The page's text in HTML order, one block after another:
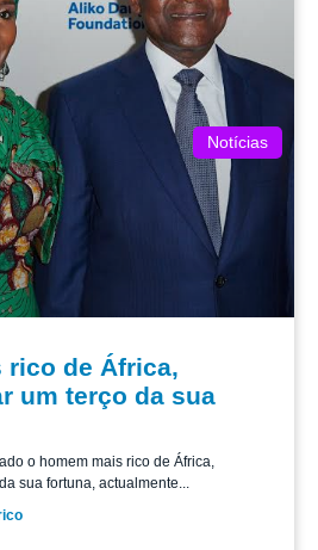
Notícias
rico de África,
um terço da sua
o homem mais rico de África,
sua fortuna, actualmente...